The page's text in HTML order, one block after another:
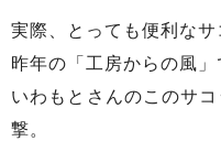
実際、とっても便利なサ
昨年の「工房からの風
いわもとさんのこのサ
撃。